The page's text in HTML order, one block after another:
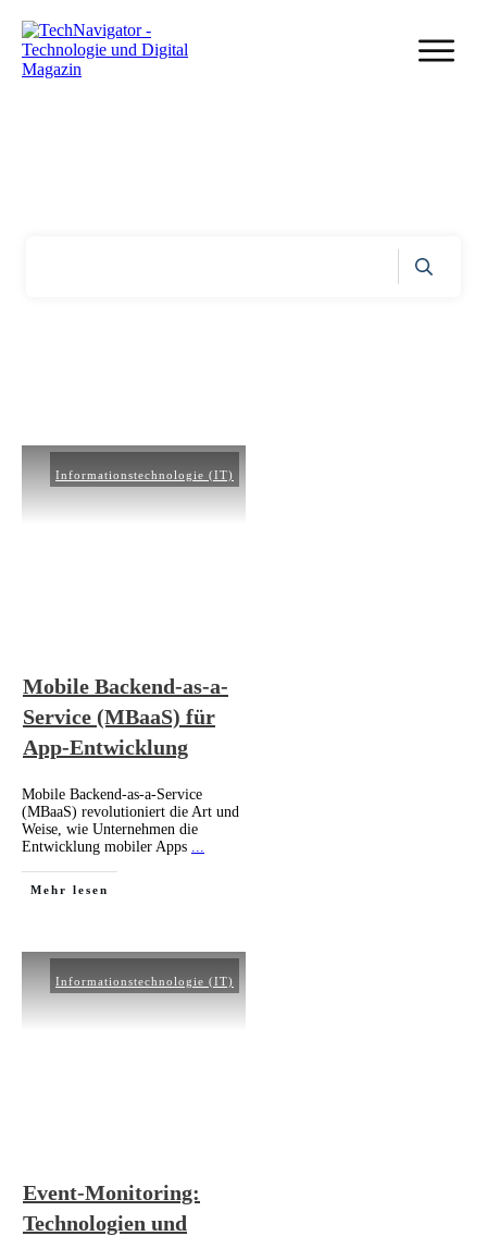
Informationstechnologie (IT)
Mobile Backend-as-a-
Service (MBaaS) für
App-Entwicklung
Mobile Backend-as-a-Service
(MBaaS) revolutioniert die Art und
Weise, wie Unternehmen die
Entwicklung mobiler Apps
Mehr lesen
Informationstechnologie (IT)
Event-Monitoring:
Technologien und